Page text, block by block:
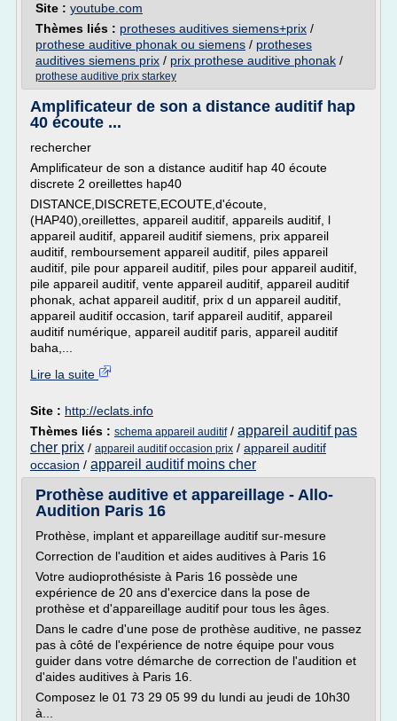
Site : youtube.com
Thèmes liés : protheses auditives siemens+prix /
prothese auditive phonak ou siemens / protheses
auditives siemens prix / prix prothese auditive phonak /
prothese auditive prix starkey
Amplificateur de son a distance auditif hap
40 écoute ...
rechercher
Amplificateur de son a distance auditif hap 40 écoute
discrete 2 oreillettes hap40
DISTANCE,DISCRETE,ECOUTE,d'écoute,
(HAP40),oreillettes, appareil auditif, appareils auditif, l
appareil auditif, appareil auditif siemens, prix appareil
auditif, remboursement appareil auditif, piles appareil
auditif, pile pour appareil auditif, piles pour appareil auditif,
pile appareil auditif, vente appareil auditif, appareil auditif
phonak, achat appareil auditif, prix d un appareil auditif,
appareil auditif occasion, tarif appareil auditif, appareil
auditif numérique, appareil auditif paris, appareil auditif
baha,...
Lire la suite
Site : http://eclats.info
Thèmes liés : schema appareil auditif/ appareil auditif pas
cher prix / appareil auditif occasion prix / appareil auditif
occasion / appareil auditif moins cher
Prothèse auditive et appareillage - Allo-
Audition Paris 16
Prothèse, implant et appareillage auditif sur-mesure
Correction de l'audition et aides auditives à Paris 16
Votre audioprothésiste à Paris 16 possède une
expérience de 20 ans d'exercice dans la pose de
prothèse et d'appareillage auditif pour tous les âges.
Dans le cadre d'une pose de prothèse auditive, ne passez
pas à côté de l'expérience de notre équipe pour vous
guider dans votre démarche de correction de l'audition et
d'aides auditives à Paris 16.
Composez le 01 73 29 05 99 du lundi au jeudi de 10h30
à...